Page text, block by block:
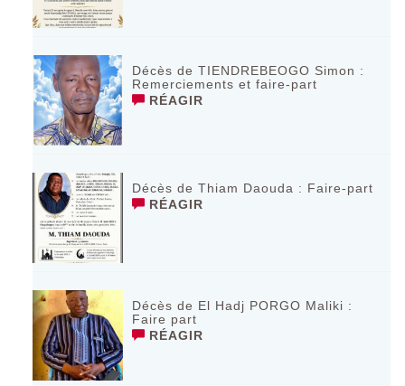
Décès de TIENDREBEOGO Simon :
Remerciements et faire-part
RÉAGIR
Décès de Thiam Daouda : Faire-part
RÉAGIR
Décès de El Hadj PORGO Maliki :
Faire part
RÉAGIR